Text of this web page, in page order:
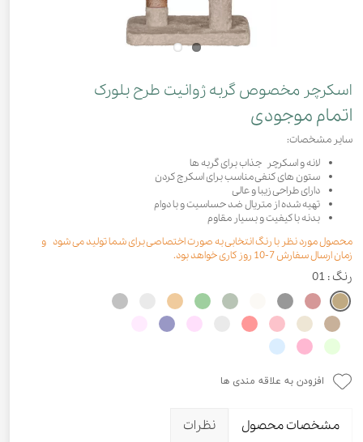
اسکرچر مخصوص گربه ژوانیت طرح بلورک
اتمام موجودی
سایر مشخصات:
لانه و اسکرچر جذاب برای گربه ها
ستون های کنفی مناسب برای اسکرچ کردن
دارای طراحی زیبا و عالی
تهیه شده از متریال ضد حساسیت و با دوام
بدنه با کیفیت و بسیار مقاوم​
محصول مورد نظر با رنگ انتخابی به صورت اختصاصی برای شما تولید می شود و
زمان ارسال سفارش 7-10 روز کاری خواهد بود.
رنگ : 01
افزودن به علاقه مندی ها
مشخصات محصول نظرات